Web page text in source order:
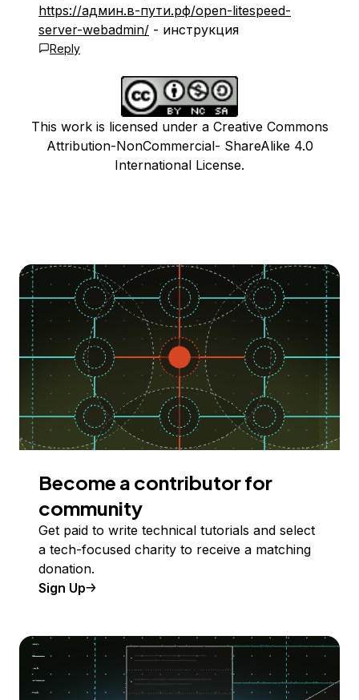
https://админ.в-пути.рф/open-litespeed-
server-webadmin/ - инструкция
Reply
This work is licensed under a Creative Commons
Attribution-NonCommercial- ShareAlike 4.0
International License.
Become a contributor for
community
Get paid to write technical tutorials and select
a tech-focused charity to receive a matching
donation.
Sign Up